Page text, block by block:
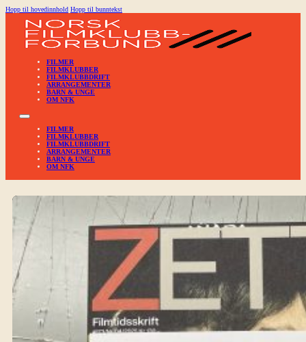
Hopp til hovedinnhold Hopp til bunntekst
FILMER
FILMKLUBBER
FILMKLUBBDRIFT
ARRANGEMENTER
BARN & UNGE
OM NFK
FILMER
FILMKLUBBER
FILMKLUBBDRIFT
ARRANGEMENTER
BARN & UNGE
OM NFK